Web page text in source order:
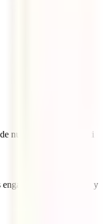
nuestros viajes. ¿O a ti
no tiene límites y